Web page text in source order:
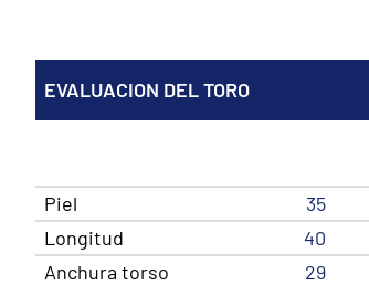
EVALUACION DEL TORO
Piel
35
Longitud
40
Anchura torso
29